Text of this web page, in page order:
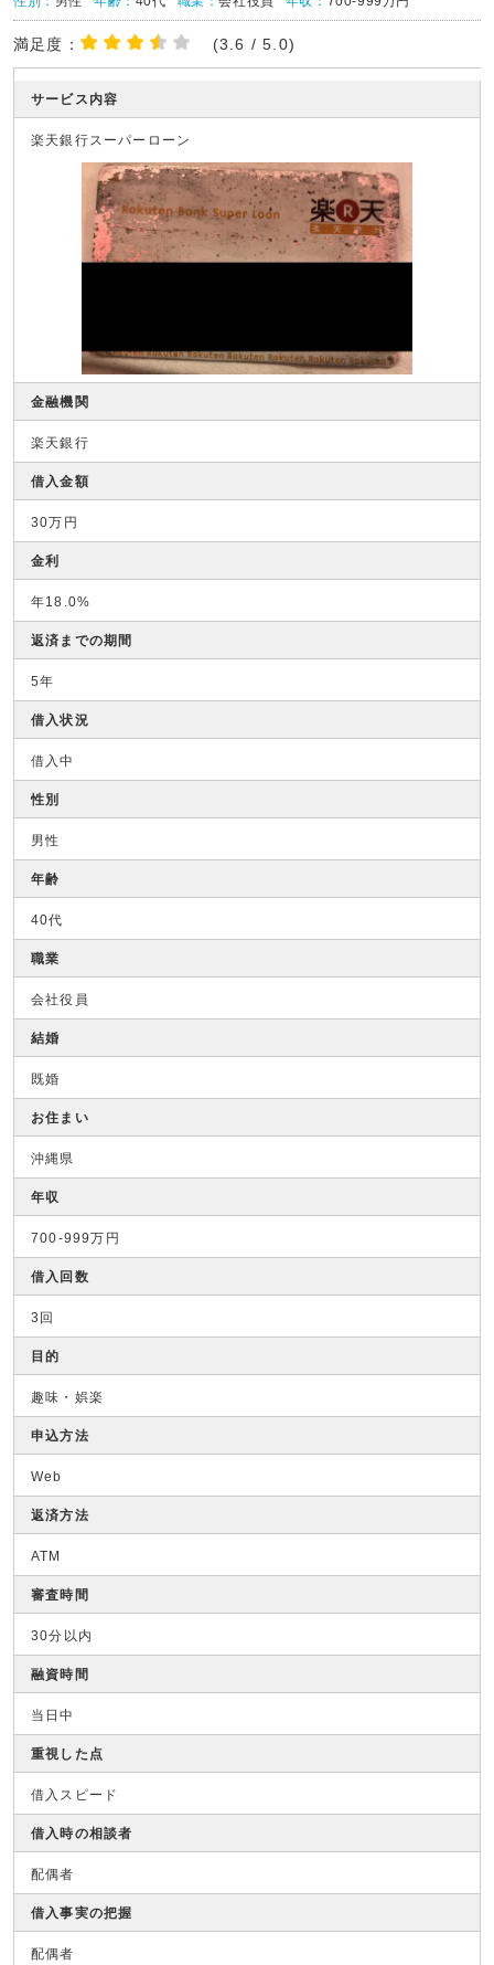
満足度： (3.6 / 5.0)
サービス内容
楽天銀行スーパーローン
金融機関
楽天銀行
借入金額
30万円
金利
年18.0%
返済までの期間
5年
借入状況
借入中
性別
男性
年齢
40代
職業
会社役員
結婚
既婚
お住まい
沖縄県
年収
700-999万円
借入回数
3回
目的
趣味・娯楽
申込方法
Web
返済方法
ATM
審査時間
30分以内
融資時間
当日中
重視した点
借入スピード
借入時の相談者
配偶者
借入事実の把握
配偶者